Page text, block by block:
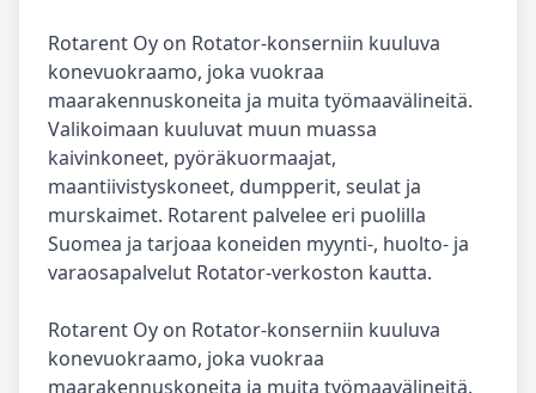
Rotarent Oy on Rotator-konserniin kuuluva
konevuokraamo, joka vuokraa
maarakennuskoneita ja muita työmaavälineitä.
Valikoimaan kuuluvat muun muassa
kaivinkoneet, pyöräkuormaajat,
maantiivistyskoneet, dumpperit, seulat ja
murskaimet. Rotarent palvelee eri puolilla
Suomea ja tarjoaa koneiden myynti-, huolto- ja
varaosapalvelut Rotator-verkoston kautta.
Rotarent Oy on Rotator-konserniin kuuluva
konevuokraamo, joka vuokraa
maarakennuskoneita ja muita työmaavälineitä.